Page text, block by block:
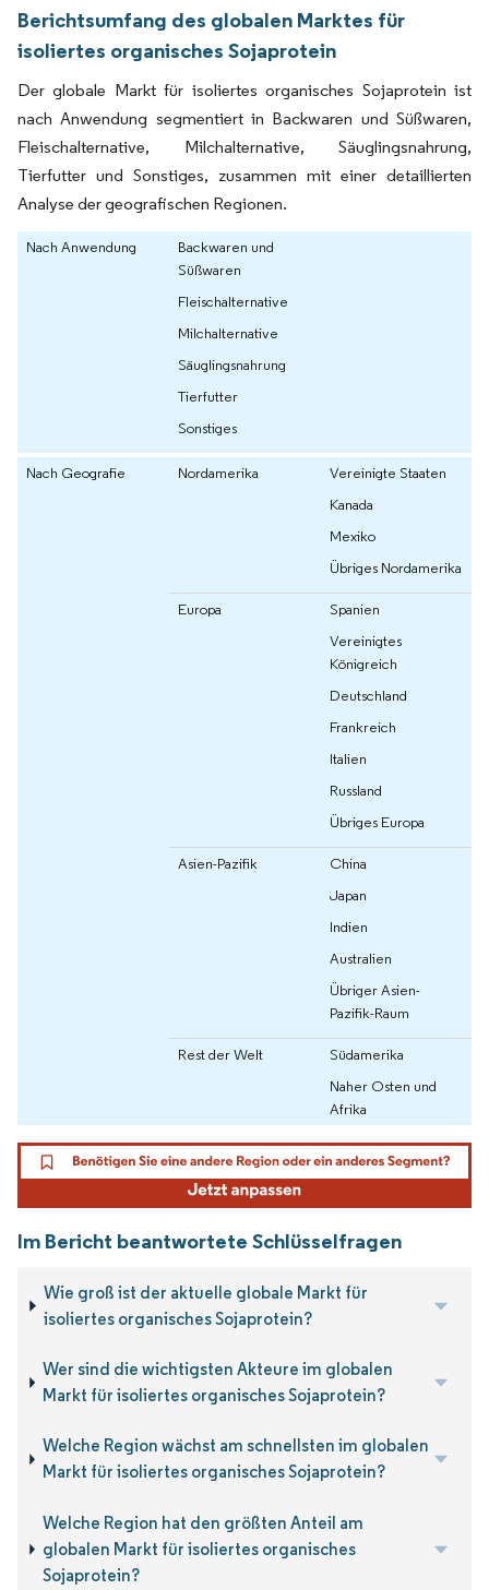
Berichtsumfang des globalen Marktes für
isoliertes organisches Sojaprotein
Der globale Markt für isoliertes organisches Sojaprotein ist
nach Anwendung segmentiert in Backwaren und Süßwaren,
Fleischalternative, Milchalternative, Säuglingsnahrung,
Tierfutter und Sonstiges, zusammen mit einer detaillierten
Analyse der geografischen Regionen.
Nach Anwendung
Backwaren und
Süßwaren
Fleischalternative
Milchalternative
Säuglingsnahrung
Tierfutter
Sonstiges
Nach Geografie Nordamerika
Vereinigte Staaten
Kanada
Mexiko
Übriges Nordamerika
Europa
Spanien
Vereinigtes
Königreich
Deutschland
Frankreich
Italien
Russland
Übriges Europa
Asien-Pazifik
China
Japan
Indien
Australien
Übriger Asien-
Pazifik-Raum
Rest der Welt
Südamerika
Naher Osten und
Afrika
Im Bericht beantwortete Schlüsselfragen
Wie groß ist der aktuelle globale Markt für
isoliertes organisches Sojaprotein?
Wer sind die wichtigsten Akteure im globalen
Markt für isoliertes organisches Sojaprotein?
Welche Region wächst am schnellsten im globalen
Markt für isoliertes organisches Sojaprotein?
Welche Region hat den größten Anteil am
globalen Markt für isoliertes organisches
Sojaprotein?